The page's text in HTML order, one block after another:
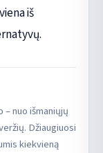
iš
– nuo išmaniųjų
Džiaugiuosi
kiekvieną